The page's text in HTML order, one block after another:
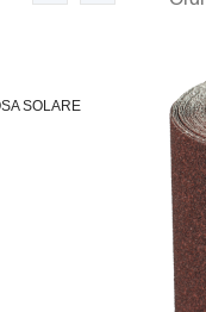
SOLARE
SUPREMA
€ 18,76